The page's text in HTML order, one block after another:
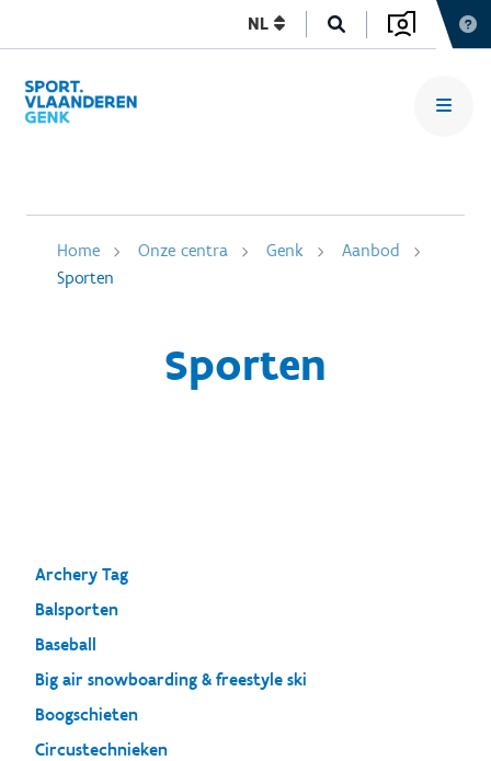
NL
Home Onze centra Genk
Aanbod
Sporten
Sporten
Archery Tag
Balsporten
Baseball
Big air snowboarding & freestyle ski
Boogschieten
Circustechnieken